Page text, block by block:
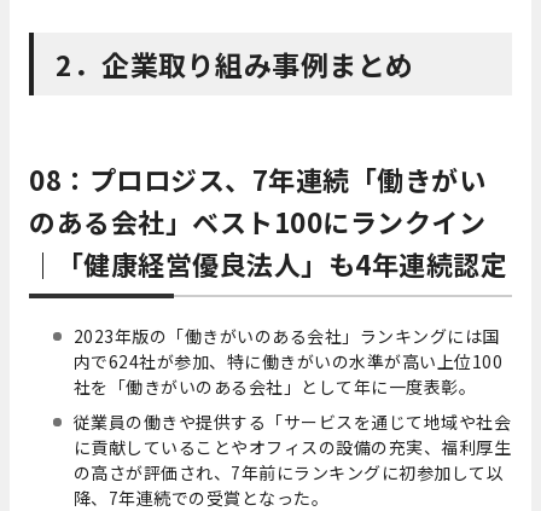
2．企業取り組み事例まとめ
08：プロロジス、7年連続「働きがい
のある会社」ベスト100にランクイン
｜「健康経営優良法人」も4年連続認定
2023年版の「働きがいのある会社」ランキングには国
内で624社が参加、特に働きがいの水準が高い上位100
社を「働きがいのある会社」として年に一度表彰。
従業員の働きや提供する「サービスを通じて地域や社会
に貢献していることやオフィスの設備の充実、福利厚生
の高さが評価され、7年前にランキングに初参加して以
降、7年連続での受賞となった。